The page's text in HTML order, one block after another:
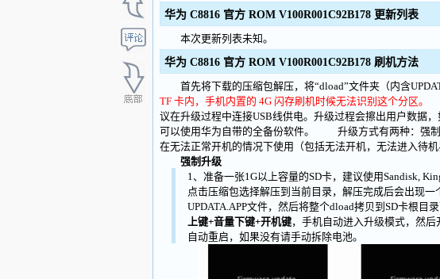
华为 C8816 官方 ROM V100R001C92B178 更新列表
本次更新列表未知。
华为 C8816 官方 ROM V100R001C92B178 刷机方法
首先将下载的压缩包解压，将“dload”文件夹（内含
TF 卡内，手机内置的 4G 闪存刷机时候无法识别这个分区。
议在升级过程中连接USB线供电。升级过程会擦出用户数据
可以使用华为自带的全备份软件。 升级方式有两种：强制
在无法正常开机的情况下使用（包括无法开机，无法进入待
强制升级
1、准备一张1G以上容量的SD卡，建议使用Sandisk,
点击压缩包选择解压到当前目录，解压完成后会出现
UPDATA.APP文件，然后将整个dload拷贝到SD卡根目
上键+音量下键+开机键，手机自动进入升级模式，然
自动重启，如果没有请手动拆除电池。